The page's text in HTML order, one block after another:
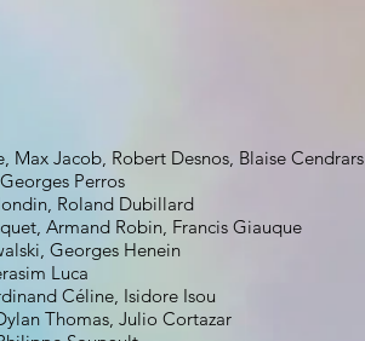
Jacob, Robert Desnos, Blaise Cendrars
Perros
Roland Dubillard
Armand Robin, Francis Giauque
Georges Henein
Luca
Céline, Isidore Isou
Thomas, Julio Cortazar